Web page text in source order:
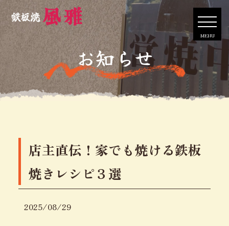
MENU
お知らせ
店主直伝！家でも焼ける鉄板
焼きレシピ３選
2025/08/29